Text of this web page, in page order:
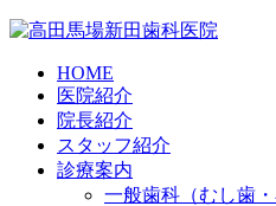
HOME
医院紹介
院長紹介
スタッフ紹介
診療案内
一般歯科（むし歯・